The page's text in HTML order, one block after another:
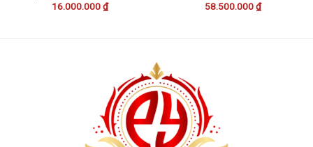
16.000.000₫
58.500.000₫